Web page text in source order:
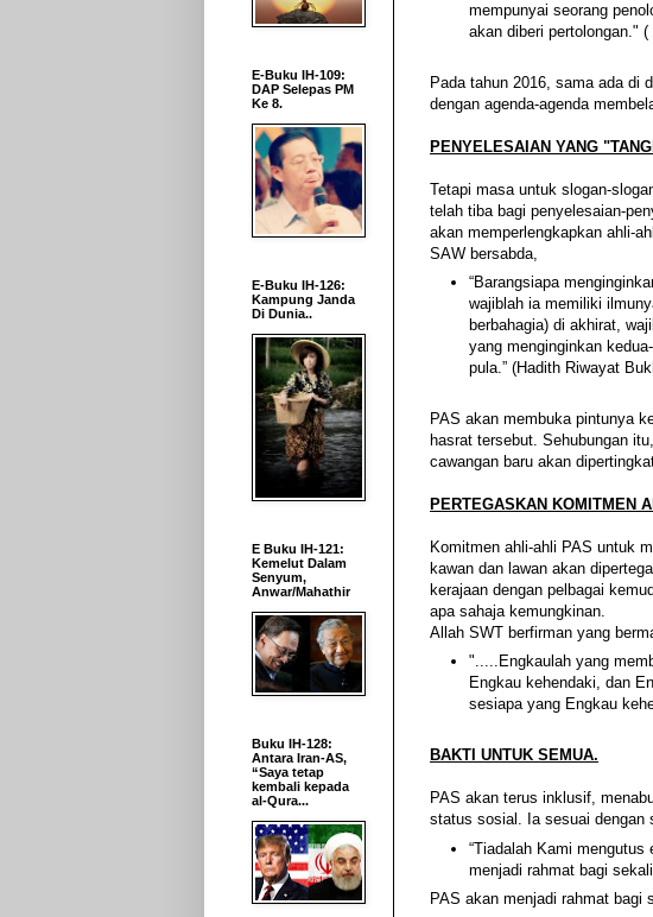
mempunyai seorang
akan diberi pertolongan." (
Pada tahun 2016, sama ada di
dengan agenda-agenda
PENYELESAIAN YANG
Tetapi masa untuk slogan-
telah tiba bagi penyelesaian-
akan memperlengkapkan ahli-
SAW bersabda,
“Barangsiapa
wajiblah ia memiliki
berbahagia) di akhirat,
yang menginginkan
pula.” (Hadith Riwayat
PAS akan membuka pintunya
hasrat tersebut. Sehubungan
cawangan baru akan
PERTEGASKAN KOMITMEN
Komitmen ahli-ahli PAS untuk
kawan dan lawan akan
kerajaan dengan pelbagai
apa sahaja kemungkinan.
Allah SWT berfirman yang
".....Engkaulah yang
Engkau kehendaki, dan
sesiapa yang Engkau
BAKTI UNTUK SEMUA.
PAS akan terus inklusif,
status sosial. Ia sesuai dengan
“Tiadalah Kami mengutus
menjadi rahmat bagi
PAS akan menjadi rahmat bagi
E-Buku IH-109:
DAP Selepas PM
Ke 8.
E-Buku IH-126:
Kampung Janda
Di Dunia..
E Buku IH-121:
Kemelut Dalam
Senyum,
Anwar/Mahathir
Buku IH-128:
Antara Iran-AS,
“Saya tetap
kembali kepada
al-Qura...